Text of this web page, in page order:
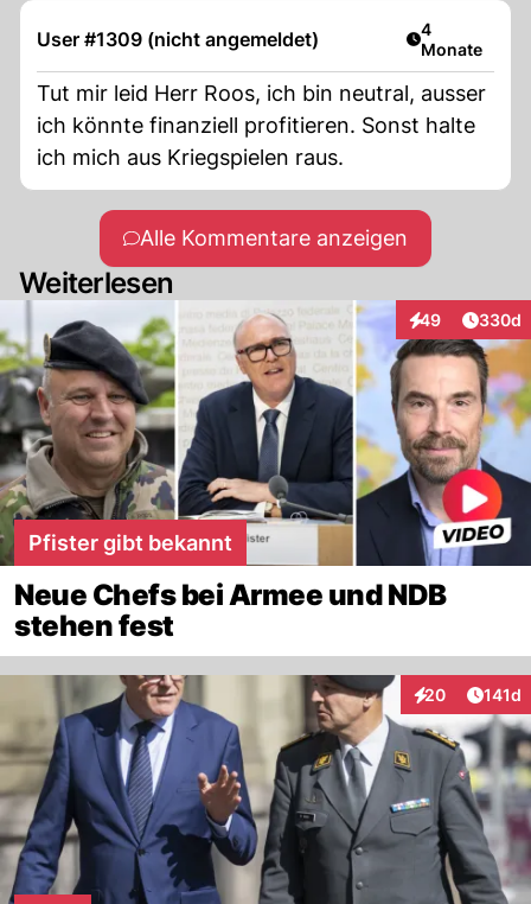
User #1309 (nicht angemeldet) Artikel
4
Monate
Tut mir leid Herr Roos, ich bin neutral, ausser
ich könnte finanziell profitieren. Sonst halte
ich mich aus Kriegspielen raus.
Alle Kommentare anzeigen
Weiterlesen
49
Interaktionen
330d
Pfister gibt bekannt
Neue Chefs bei Armee und NDB
stehen fest
20
Interaktionen
141d